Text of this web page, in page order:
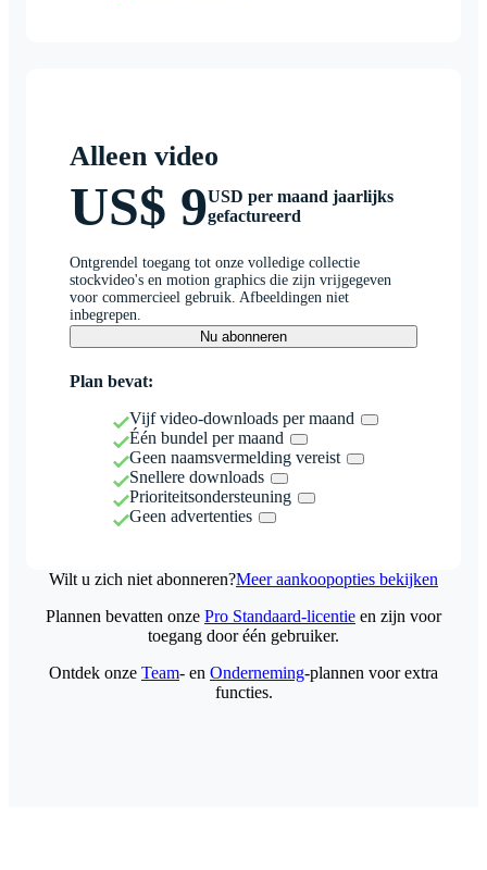
Alleen video
US$ 9USD per maand jaarlijks
gefactureerd
Ontgrendel toegang tot onze volledige collectie
stockvideo's en motion graphics die zijn vrijgegeven
voor commercieel gebruik. Afbeeldingen niet
inbegrepen.
Nu abonneren
Plan bevat:
Vijf video-downloads per maand
Één bundel per maand
Geen naamsvermelding vereist
Snellere downloads
Prioriteitsondersteuning
Geen advertenties
Wilt u zich niet abonneren?Meer aankoopopties bekijken
Plannen bevatten onze Pro Standaard-licentie en zijn voor
toegang door één gebruiker.
Ontdek onze Team- en Onderneming-plannen voor extra
functies.